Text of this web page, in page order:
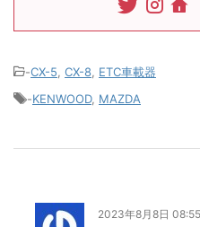
-CX-5 CX-8 ETC車載器
-KENWOOD, MAZDA
2023年8月8日 08:55